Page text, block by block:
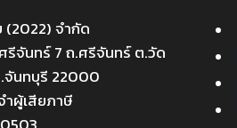
จำกัด
รีจันทร์ 7 ถ.ศรีจันทร์ ต.วัด
.จันทบุรี 22000
ำผู้เสียภาษี